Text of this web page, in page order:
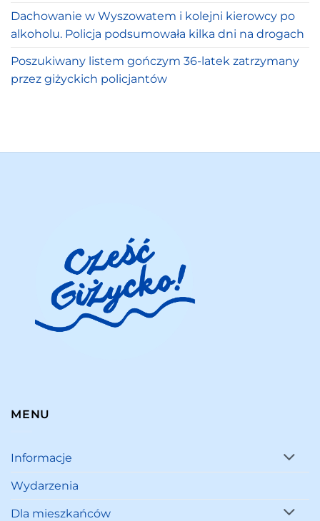
Dachowanie w Wyszowatem i kolejni kierowcy po
alkoholu. Policja podsumowała kilka dni na drogach
Poszukiwany listem gończym 36-latek zatrzymany
przez giżyckich policjantów
MENU
Informacje
Wydarzenia
Dla mieszkańców